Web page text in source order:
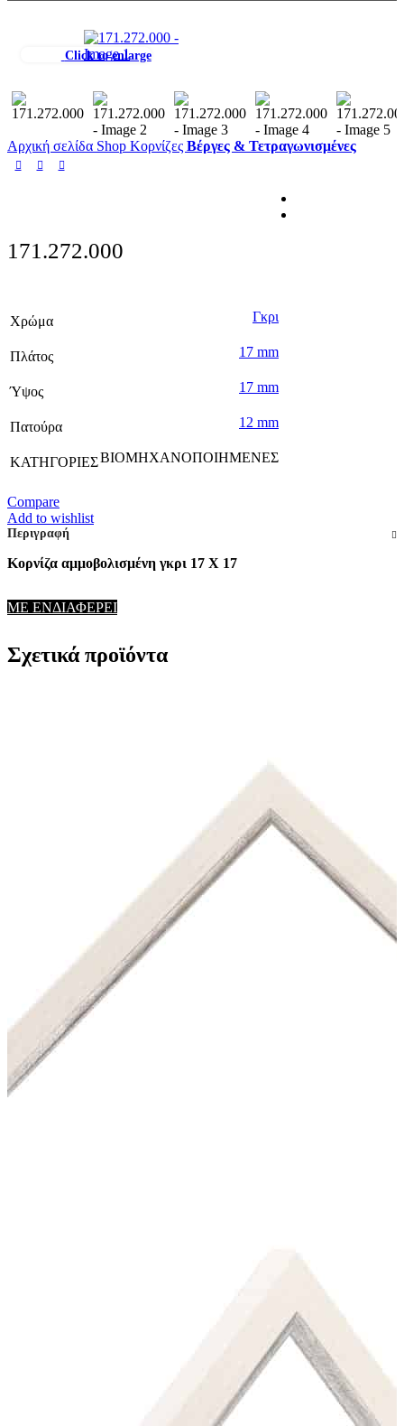
Click to enlarge
Αρχική σελίδα Shop Κορνίζες Βέργες & Τετραγωνισμένες
171.272.000
Χρώμα Γκρι
Πλάτος 17 mm
Ύψος 17 mm
Πατούρα 12 mm
ΚΑΤΗΓΟΡΙΕΣΒΙΟΜΗΧΑΝΟΠΟΙΗΜΕΝΕΣ
Compare
Add to wishlist
Περιγραφή
Κορνίζα αμμοβολισμένη γκρι 17 Χ 17
ΜΕ ΕΝΔΙΑΦΕΡΕΙ
Σχετικά προϊόντα